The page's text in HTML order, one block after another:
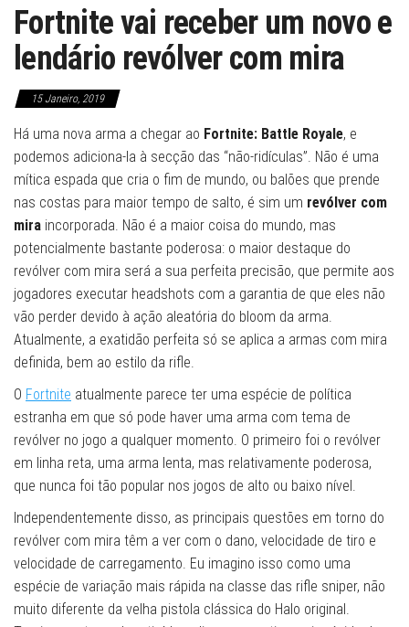
Fortnite vai receber um novo e
lendário revólver com mira
15 Janeiro, 2019
Há uma nova arma a chegar ao Fortnite: Battle Royale, e
podemos adiciona-la à secção das “não-ridículas”. Não é uma
mítica espada que cria o fim de mundo, ou balões que prende
nas costas para maior tempo de salto, é sim um revólver com
mira incorporada. Não é a maior coisa do mundo, mas
potencialmente bastante poderosa: o maior destaque do
revólver com mira será a sua perfeita precisão, que permite aos
jogadores executar headshots com a garantia de que eles não
vão perder devido à ação aleatória do bloom da arma.
Atualmente, a exatidão perfeita só se aplica a armas com mira
definida, bem ao estilo da rifle.
O Fortnite atualmente parece ter uma espécie de política
estranha em que só pode haver uma arma com tema de
revólver no jogo a qualquer momento. O primeiro foi o revólver
em linha reta, uma arma lenta, mas relativamente poderosa,
que nunca foi tão popular nos jogos de alto ou baixo nível.
Independentemente disso, as principais questões em torno do
revólver com mira têm a ver com o dano, velocidade de tiro e
velocidade de carregamento. Eu imagino isso como uma
espécie de variação mais rápida na classe das rifle sniper, não
muito diferente da velha pistola clássica do Halo original.